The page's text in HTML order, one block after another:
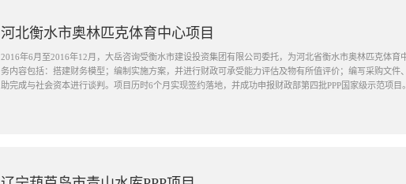
河北衡水市奥林匹克体育中心项目
2016年6月至2016年12月，大岳咨询受衡水市建设投资集团有限公司委托，为河北省衡水市奥林匹克体育
务内容包括：搭建财务模型；编制实施方案，并进行财政可承受能力评估及物有所值评价；编写采购文件
助完成与社会资本进行谈判。项目历时6个月实现签约落地，并成功申报财政部第四批PPP国家级示范项目。